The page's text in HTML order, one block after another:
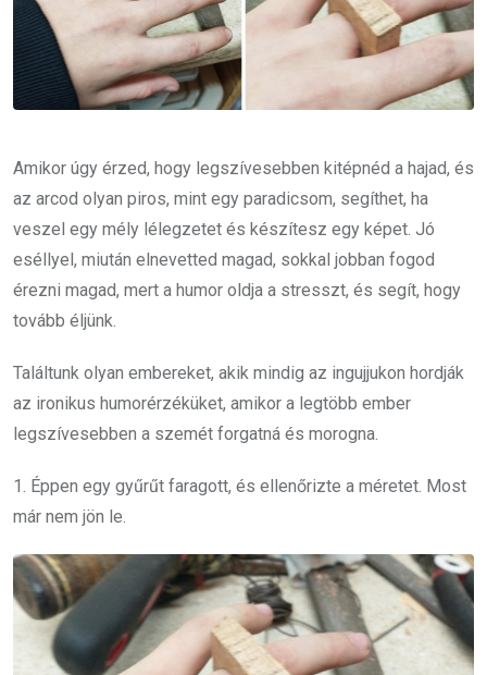
Amikor úgy érzed, hogy legszívesebben kitépnéd a hajad, és
az arcod olyan piros, mint egy paradicsom, segíthet, ha
veszel egy mély lélegzetet és készítesz egy képet. Jó
eséllyel, miután elnevetted magad, sokkal jobban fogod
érezni magad, mert a humor oldja a stresszt, és segít, hogy
tovább éljünk.
Találtunk olyan embereket, akik mindig az ingujjukon hordják
az ironikus humorérzéküket, amikor a legtöbb ember
legszívesebben a szemét forgatná és morogna.
1. Éppen egy gyűrűt faragott, és ellenőrizte a méretet. Most
már nem jön le.